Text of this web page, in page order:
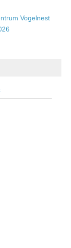
Vogelnest